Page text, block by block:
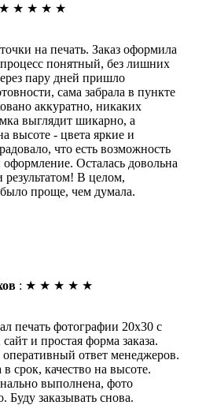
★ ★ ★ ★ ★
на печать. Заказ оформила
понятный, без лишних
пару дней пришло
сама забрала в пункте
аккуратно, никаких
выглядит шикарно, а
высоте - цвета яркие и
что есть возможность
оформление. Осталась довольна
В целом,
проще, чем думала.
: ★ ★ ★ ★ ★
печать фотографии 20х30 с
и простая форма заказа.
ответ менеджеров.
срок, качество на высоте.
выполнена, фото
Буду заказывать снова.